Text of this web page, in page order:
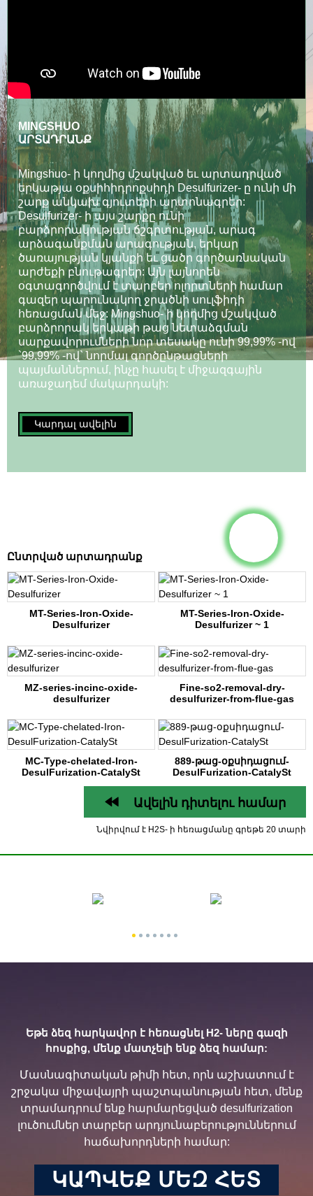
MINGSHUO
ԱՐՏԱԴՐԱՆՔ
Mingshuo- ի կողմից մշակված եւ արտադրված
երկաթյա օքսիհիդրոքսիդի Desulfurizer- ը ունի մի
շարք անկախ գյուտերի արտոնագրեր:
Desulfurizer- ի այս շարքը ունի
բարձրորակության ճշգրտության, արագ
արձագանքման արագության, երկար
ծառայության կյանքի եւ ցածր գործառնական
արժեքի բնութագրեր: Այն լայնորեն
օգտագործվում է տարբեր ոլորտների համար
գազեր պարունակող ջրածնի սուլֆիդի
հեռացման մեջ: Mingshuo- ի կողմից մշակված
բարձրորակ երկաթի թաց նետաձգման
սարքավորումների նոր տեսակը ունի 99,99% -ով
`99,99% -ով` նորմալ գործընթացների
պայմաններում, ինչը հասել է միջազգային
առաջադեմ մակարդակի:
Կարդալ ավելին
Ընտրված արտադրանք
MT-Series-Iron-Oxide-
Desulfurizer
MT-Series-Iron-Oxide-
Desulfurizer ~ 1
MZ-series-incinc-oxide-
desulfurizer
Fine-so2-removal-dry-
desulfurizer-from-flue-gas
MC-Type-chelated-Iron-
DesulFurization-CatalySt
889-թաց-օքսիդացում-
DesulFurization-CatalySt
Ավելին դիտելու համար
Նվիրվում է H2S- ի հեռացմանը գրեթե 20 տարի
Եթե ​​ձեզ հարկավոր է հեռացնել H2- ները գազի
հոսքից, մենք մատչելի ենք ձեզ համար:
Մասնագիտական ​​թիմի հետ, որն աշխատում է
շրջակա միջավայրի պաշտպանության հետ, մենք
տրամադրում ենք հարմարեցված desulfurization
լուծումներ տարբեր արդյունաբերություններում
հաճախորդների համար:
ԿԱՊՎԵՔ ՄԵԶ ՀԵՏ